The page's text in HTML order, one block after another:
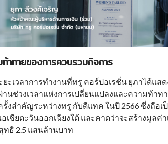
ท้าทายของการควบรวมกิจการ
ยะเวลาการทำงานที่ทรู คอร์ปอเรชั่น ยุภาได้แส
านช่วงเวลาแห่งการเปลี่ยนแปลงและความท้าท
รั้งสำคัญระหว่างทรู กับดีแทค ในปี 2566 ซึ่งถื
อเชียตะวันออกเฉียงใต้ และคาดว่าจะสร้างมูล
ทธิ 2.5 แสนล้านบาท